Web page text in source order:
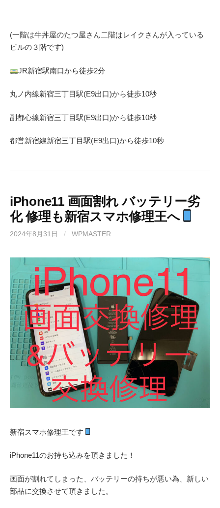
(一階は牛丼屋のたつ屋さん二階はレイクさんが入っている
ビルの３階です)
JR新宿駅南口から徒歩2分
丸ノ内線新宿三丁目駅(E9出口)から徒歩10秒
副都心線新宿三丁目駅(E9出口)から徒歩10秒
都営新宿線新宿三丁目駅(E9出口)から徒歩10秒
iPhone11 画面割れ バッテリー劣
化 修理も新宿スマホ修理王へ
2024年8月31日 / WPMASTER
新宿スマホ修理王です
iPhone11のお持ち込みを頂きました！
画面が割れてしまった、バッテリーの持ちが悪い為、新しい
部品に交換させて頂きました。